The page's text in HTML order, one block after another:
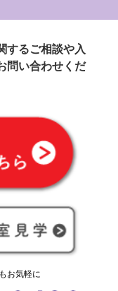
するご相談や入
問い合わせくだ
お気軽に